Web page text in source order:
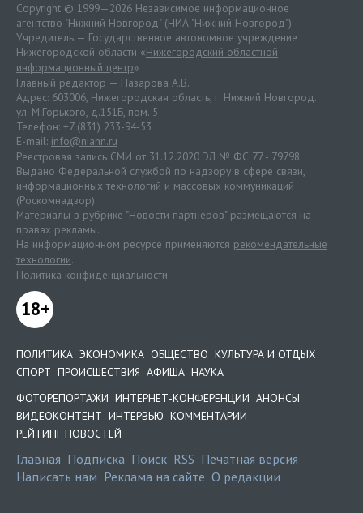
Copyright © 1999—2026 Независимое информационное
агентство "Нижний Новгород" (НИА "Нижний Новгород")
Учредитель — Государственное автономное учреждение
Нижегородской области «Нижегородский областной
информационный центр»
Главный редактор — Назарова А.В.
Адрес: 603006, Нижегородская область, г. Нижний Новгород.
ул. М.Горького, д.151Б, пом. 5
Телефон: +7 (831) 233-94-53
E-mail: info@niann.ru
Реестровая запись СМИ от 31.12.2020 ЭЛ № ФС 77 - 79798.
Выдано Федеральной службой по надзору в сфере связи,
информационных технологий и массовых коммуникаций
(Роскомнадзор).
Материалы в рубрике "Новости партнеров" размещаются на
правах рекламы.
На информационном ресурсе применяются рекомендательные
технологии.
Политика конфиденциальности
18+
ПОЛИТИКА ЭКОНОМИКА ОБЩЕСТВО КУЛЬТУРА И ОТДЫХ
СПОРТ ПРОИСШЕСТВИЯ АФИША НАУКА
ФОТОРЕПОРТАЖИ ИНТЕРНЕТ-КОНФЕРЕНЦИИ АНОНСЫ
ВИДЕОКОНТЕНТ ИНТЕРВЬЮ КОММЕНТАРИИ
РЕЙТИНГ НОВОСТЕЙ
Главная Подписка Поиск RSS Печатная версия
Написать нам Реклама на сайте О редакции